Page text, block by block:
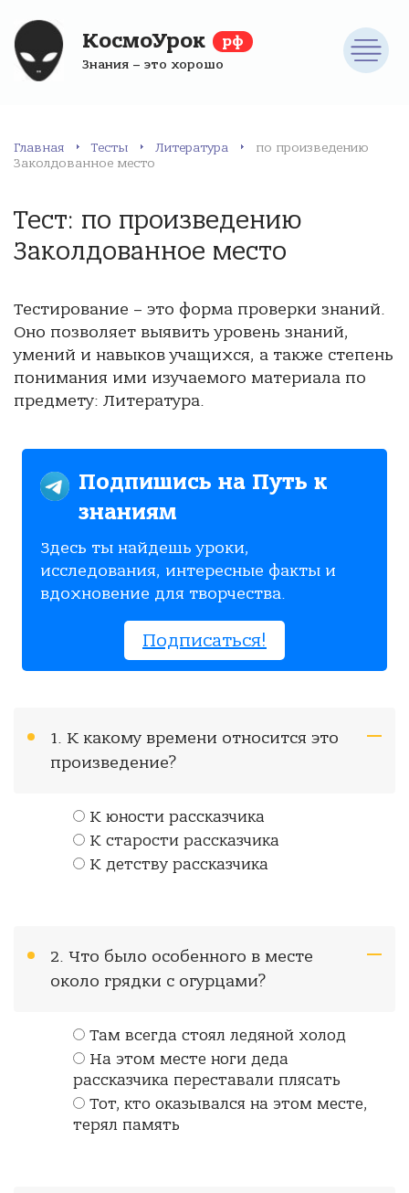
КосмоУрок рф
Знания – это хорошо
Главная Тесты Литература
по произведению
Заколдованное место
Тест: по произведению
Заколдованное место
Тестирование – это форма проверки знаний.
Оно позволяет выявить уровень знаний,
умений и навыков учащихся, а также степень
понимания ими изучаемого материала по
предмету: Литература.
Подпишись на Путь к
знаниям
Здесь ты найдешь уроки,
исследования, интересные факты и
вдохновение для творчества.
Подписаться!
1. К какому времени относится это
произведение?
К юности рассказчика
К старости рассказчика
К детству рассказчика
2. Что было особенного в месте
около грядки с огурцами?
Там всегда стоял ледяной холод
На этом месте ноги деда
рассказчика переставали плясать
Тот, кто оказывался на этом месте,
терял память